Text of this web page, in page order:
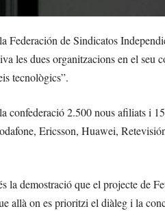
Federación de Sindicatos
les dues organitzacions en el seu
tecnològics”.
confederació 2.500 nous afiliats i
Ericsson, Huawei,
la demostració que el projecte de
allà on es prioritzi el diàleg i la